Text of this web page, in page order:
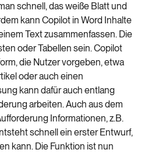
schnell, das weiße Blatt und
kann Copilot in Word Inhalte
Text zusammenfassen. Die
oder Tabellen sein. Copilot
die Nutzer vorgeben, etwa
oder auch einen
kann dafür auch entlang
arbeiten. Auch aus dem
Informationen, z.B.
schnell ein erster Entwurf,
kann. Die Funktion ist nun